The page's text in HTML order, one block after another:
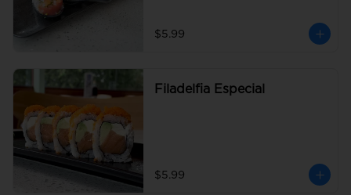
$5.99
Filadelfia Especial
$5.99